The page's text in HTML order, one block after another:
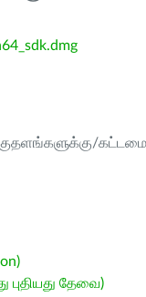
புதியது தேவை)